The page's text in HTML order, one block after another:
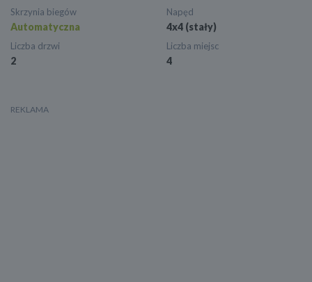
Skrzynia biegów
Automatyczna
Napęd
4x4 (stały)
Liczba drzwi
2
Liczba miejsc
4